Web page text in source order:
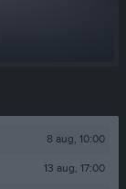
8 aug, 10:00
13 aug, 17:00